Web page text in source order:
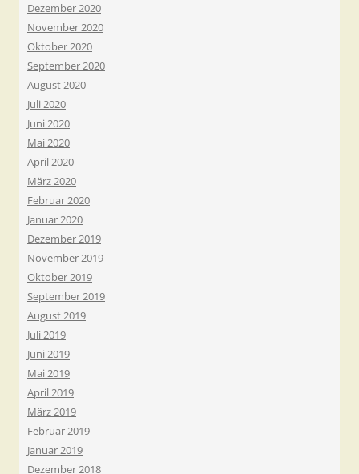
Dezember 2020
November 2020
Oktober 2020
September 2020
August 2020
Juli 2020
Juni 2020
Mai 2020
April 2020
März 2020
Februar 2020
Januar 2020
Dezember 2019
November 2019
Oktober 2019
September 2019
August 2019
Juli 2019
Juni 2019
Mai 2019
April 2019
März 2019
Februar 2019
Januar 2019
Dezember 2018